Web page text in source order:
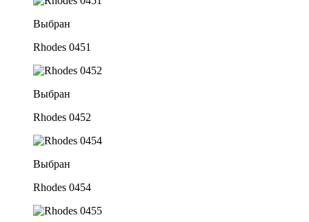
Выбран
Rhodes 0451
Выбран
Rhodes 0452
Выбран
Rhodes 0454